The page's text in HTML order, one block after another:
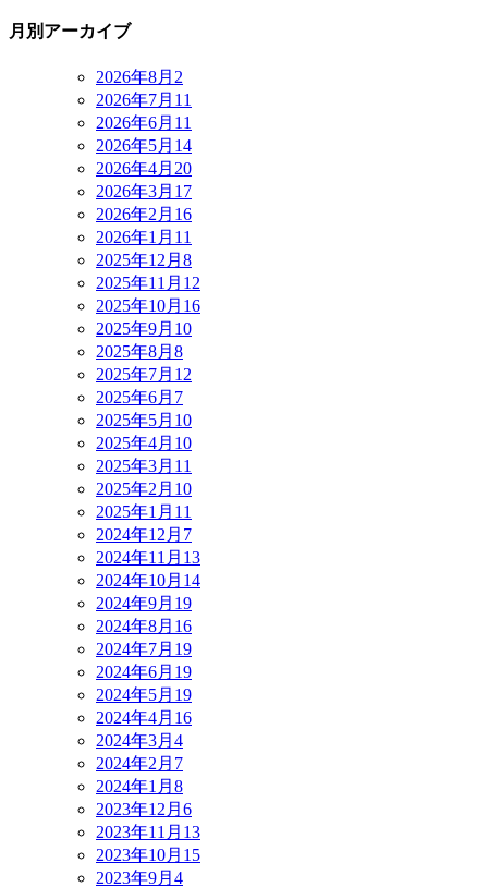
月別アーカイブ
2026年8月 2
2026年7月 11
2026年6月 11
2026年5月 14
2026年4月 20
2026年3月 17
2026年2月 16
2026年1月 11
2025年12月 8
2025年11月 12
2025年10月 16
2025年9月 10
2025年8月 8
2025年7月 12
2025年6月 7
2025年5月 10
2025年4月 10
2025年3月 11
2025年2月 10
2025年1月 11
2024年12月 7
2024年11月 13
2024年10月 14
2024年9月 19
2024年8月 16
2024年7月 19
2024年6月 19
2024年5月 19
2024年4月 16
2024年3月 4
2024年2月 7
2024年1月 8
2023年12月 6
2023年11月 13
2023年10月 15
2023年9月 4